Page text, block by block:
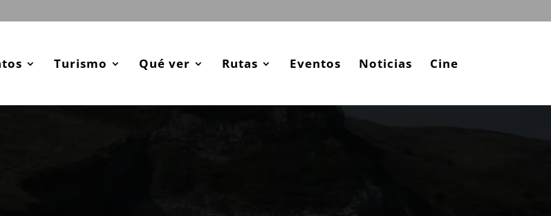
Turismo Qué ver Rutas Eventos Noticias Cine